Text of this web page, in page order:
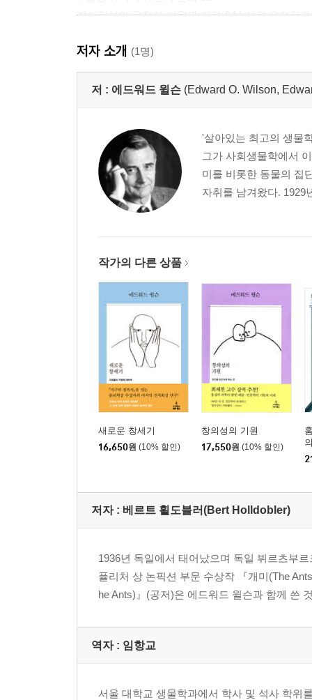
진사회성의 유전적 기원과 진화 94 | 사회 유전학
5 노동 분담 108
유기체와 초유기체 사이 유사성 110 | 계급 체
185 | 협동 작업 192 | 큰 그림 197
6 의사소통 200
꿀벌의 춤 203 | 개미 사회 의사소통 213 | 안내
다중적 동원 행동 258 | 복합 감각 신호, 신호 체
군락 사이 자원 확보 잠재력에 대한 의사소통 351 |
7 개미의 번성 362
개미의 기원 365 | 개미의 초기 방산 368 | 신생대
8 침개미아과: 대방산 386
사회적 번식 규제 388 | 하르페그나토스속: 건축
순위 바꾸기 420 | 디아캄마속: 생식기 절단을 통
여왕 434 | 파키콘딜라 포키: 흰개미 단체 습격자
속 440 | 플라티티레아 풍크타타: 극단적으로 가
| 생태적 적응으로서 군락 크기 459 | 파키콘딜라
사회성 진화의 돌파구 468 | 잎꾼개미의 부상 472
10 둥지 건축과 새 보금자리 찾기 536
둥지 건축의 분석 538 | 둥지는 어떻게 만들어지
저자 소개 (1명)
저 : 에드워드 윌슨 (Edward O. Wilson,
'살아있는 최고의 생물
그가 사회생물학에서
미를 비롯한 동물의 집
자취를 남겨왔다. 1929
작가의 다른 상품
새로운 창세기
16,650원 (10% 할인)
창의성의 기원
17,550원 (10% 할인)
저자 : 베르트 횔도블러(Bert Holldobler)
1936년 독일에서 태어났으며 독일 뷔르츠부
퓰리처 상 논픽션 부문 수상작 『개미(The
he Ants)』(공저)은 에드워드 윌슨과 함께 쓴
역자 : 임항교
서울 대학교 생물학과에서 학사 및 석사 학위